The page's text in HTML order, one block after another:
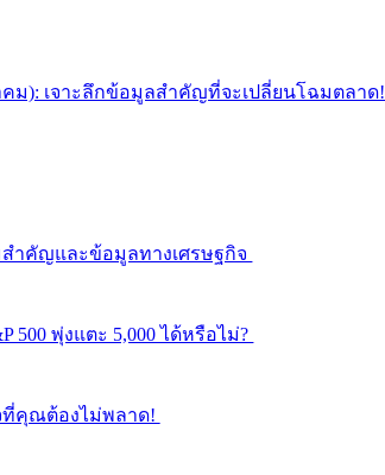
ม): เจาะลึกข้อมูลสำคัญที่จะเปลี่ยนโฉมตลาด!
ำคัญและข้อมูลทางเศรษฐกิจ
พุ่งแตะ 5,000 ได้หรือไม่?
ที่คุณต้องไม่พลาด!